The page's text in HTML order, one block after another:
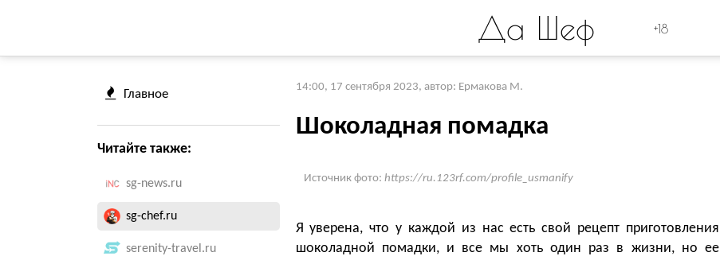
Да Шеф +18
Главное
Читайте также:
sg-news.ru
sg-chef.ru
serenity-travel.ru
14:00, 17 сентября 2023, автор: Ермакова М.
Шоколадная помадка
Источник фото: https://ru.123rf.com/profile_usmanify
Я уверена, что у каждой из нас есть свой рецепт приготовления
шоколадной помадки, и все мы хоть один раз в жизни, но ее